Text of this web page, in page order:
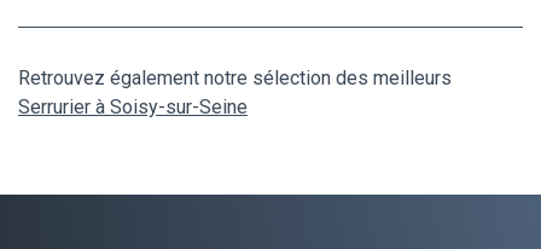
Retrouvez également notre sélection des meilleurs
Serrurier à Soisy-sur-Seine